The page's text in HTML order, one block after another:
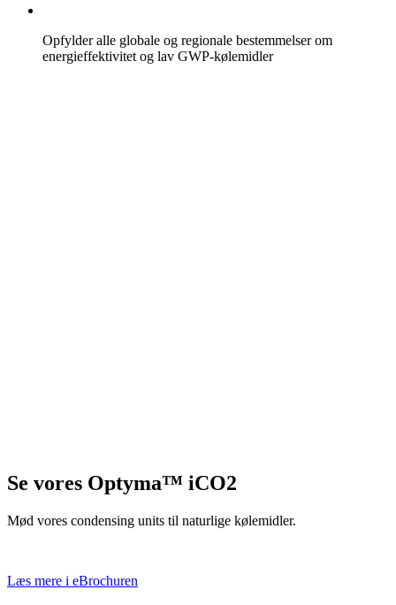
Opfylder alle globale og regionale bestemmelser om
energieffektivitet og lav GWP-kølemidler
Se vores Optyma™ iCO2
Mød vores condensing units til naturlige kølemidler.
Læs mere i eBrochuren